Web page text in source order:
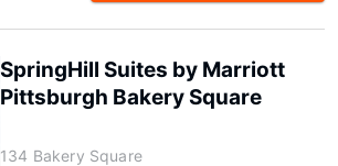
SpringHill Suites by Marriott
Pittsburgh Bakery Square
134 Bakery Square